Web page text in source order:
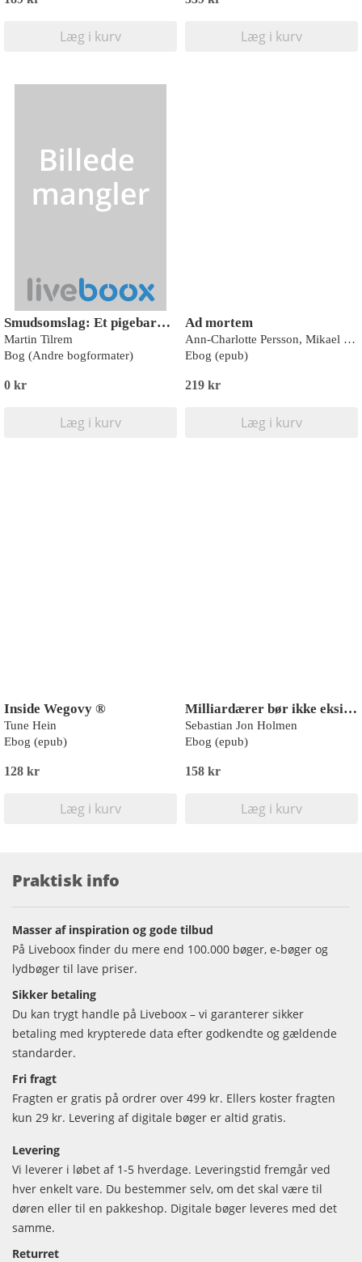
Læg i kurv Læg i kurv
Smudsomslag: Et pigebarn (9788727263700)
Martin Tilrem
Bog (Andre bogformater)
0 kr
Læg i kurv
Ad mortem
Ann-Charlotte Persson, Mikael Ressem
Ebog (epub)
219 kr
Læg i kurv
Inside Wegovy ®
Tune Hein
Ebog (epub)
128 kr
Læg i kurv
Milliardærer bør ikke eksistere
Sebastian Jon Holmen
Ebog (epub)
158 kr
Læg i kurv
Praktisk info
Masser af inspiration og gode tilbud
På Liveboox finder du mere end 100.000 bøger, e-bøger og
lydbøger til lave priser.
Sikker betaling
Du kan trygt handle på Liveboox – vi garanterer sikker
betaling med krypterede data efter godkendte og gældende
standarder.
Fri fragt
Fragten er gratis på ordrer over 499 kr. Ellers koster fragten
kun 29 kr. Levering af digitale bøger er altid gratis.
Levering
Vi leverer i løbet af 1-5 hverdage. Leveringstid fremgår ved
hver enkelt vare. Du bestemmer selv, om det skal være til
døren eller til en pakkeshop. Digitale bøger leveres med det
samme.
Returret